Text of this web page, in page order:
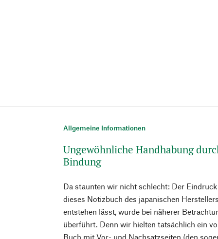
Allgemeine Informationen
Ungewöhnliche Handhabung
Bindung
Da staunten wir nicht schlecht: Der
dieses Notizbuch des japanischen
entstehen lässt, wurde bei näherer
überführt. Denn wir hielten tatsächlich ein
Buch mit Vor- und Nachsatzseiten (den